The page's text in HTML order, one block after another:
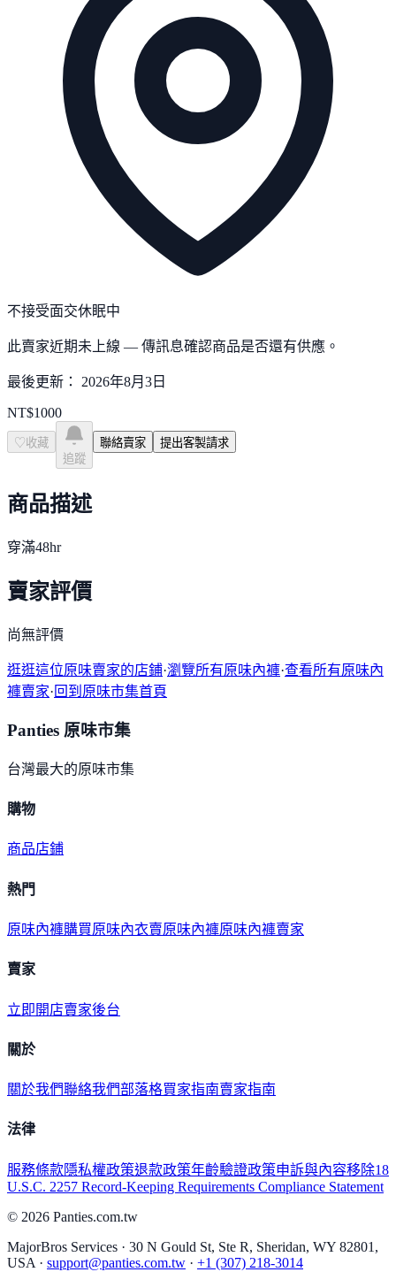
不接受面交休眠中
此賣家近期未上線 — 傳訊息確認商品是否還有供應。
最後更新： 2026年8月3日
NT$1000
♡ 收藏
追蹤
聯絡賣家 提出客製請求
商品描述
穿滿48hr
賣家評價
尚無評價
逛逛這位原味賣家的店鋪·瀏覽所有原味內褲·查看所有原味內
褲賣家·回到原味市集首頁
Panties 原味市集
台灣最大的原味市集
購物
商品店鋪
熱門
原味內褲購買原味內衣賣原味內褲原味內褲賣家
賣家
立即開店賣家後台
關於
關於我們聯絡我們部落格買家指南賣家指南
法律
服務條款隱私權政策退款政策年齡驗證政策申訴與內容移除18
U.S.C. 2257 Record-Keeping Requirements Compliance Statement
© 2026 Panties.com.tw
MajorBros Services · 30 N Gould St, Ste R, Sheridan, WY 82801,
USA · support@panties.com.tw · +1 (307) 218-3014